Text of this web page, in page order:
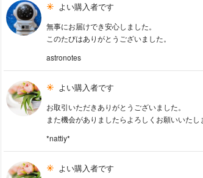
よい購入者です
無事にお届けでき安心しました。
このたびはありがとうございました。
astronotes
よい購入者です
お取引いただきありがとうございました。
また機会がありましたらよろしくお願いいたし
*nattiy*
よい購入者です